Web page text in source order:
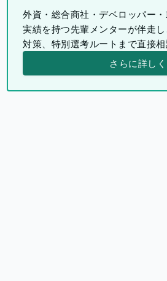
外資・総合商社・デベロッパー
実績を持つ先輩メンターが伴走
対策、特別選考ルートまで直接相
さらに詳しく